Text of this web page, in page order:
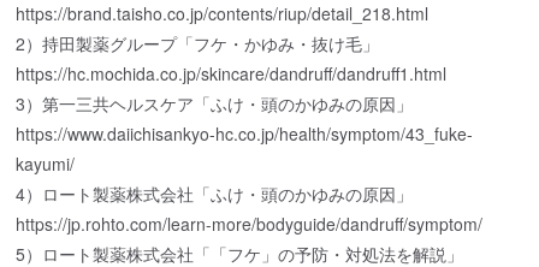
https://brand.taisho.co.jp/contents/riup/detail_218.html
2）持田製薬グループ「フケ・かゆみ・抜け毛」
https://hc.mochida.co.jp/skincare/dandruff/dandruff1.html
3）第一三共ヘルスケア「ふけ・頭のかゆみの原因」
https://www.daiichisankyo-hc.co.jp/health/symptom/43_fuke-
kayumi/
4）ロート製薬株式会社「ふけ・頭のかゆみの原因」
https://jp.rohto.com/learn-more/bodyguide/dandruff/symptom/
5）ロート製薬株式会社「「フケ」の予防・対処法を解説」